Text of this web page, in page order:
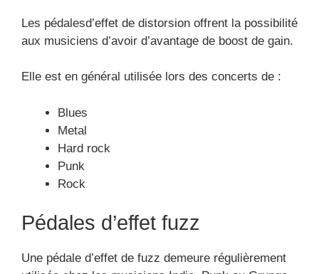
Les pédalesd’effet de distorsion offrent la possibilité
aux musiciens d’avoir d’avantage de boost de gain.
Elle est en général utilisée lors des concerts de :
Blues
Metal
Hard rock
Punk
Rock
Pédales d’effet fuzz
Une pédale d’effet de fuzz demeure régulièrement